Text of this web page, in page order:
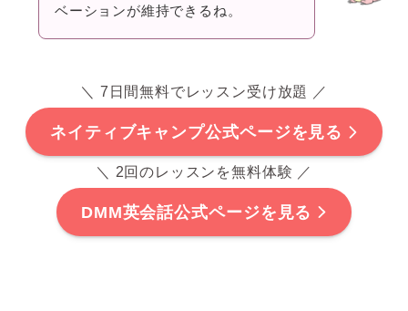
ベーションが維持できるね。
＼ 7日間無料でレッスン受け放題 ／
ネイティブキャンプ公式ページを見る
＼ 2回のレッスンを無料体験 ／
DMM英会話公式ページを見る